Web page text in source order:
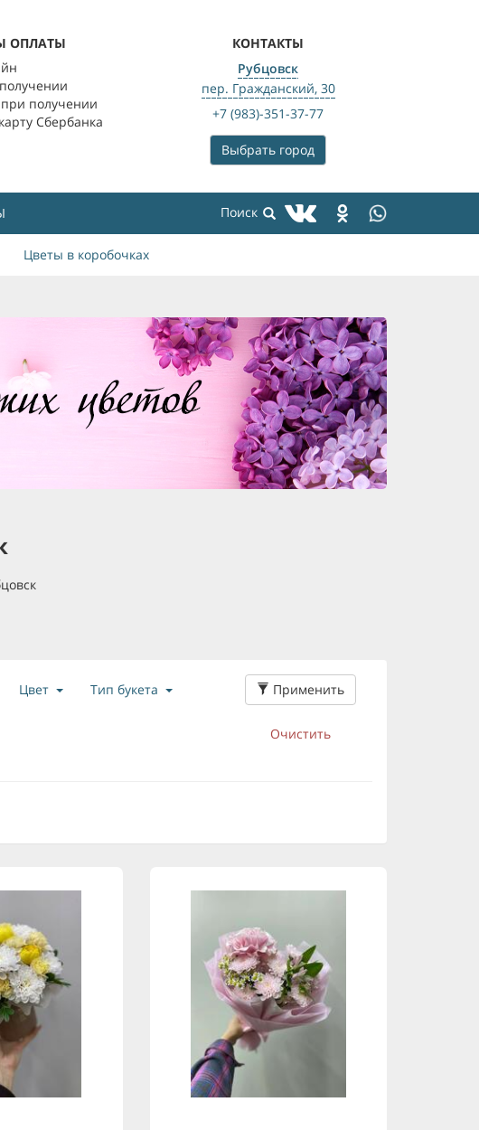
ОПЛАТЫ
получении
Сбербанка
КОНТАКТЫ
Рубцовск
пер. Гражданский, 30
+7 (983)-351-37-77
Выбрать город
Цветы в коробочках
Цвет Тип букета Применить
Очистить